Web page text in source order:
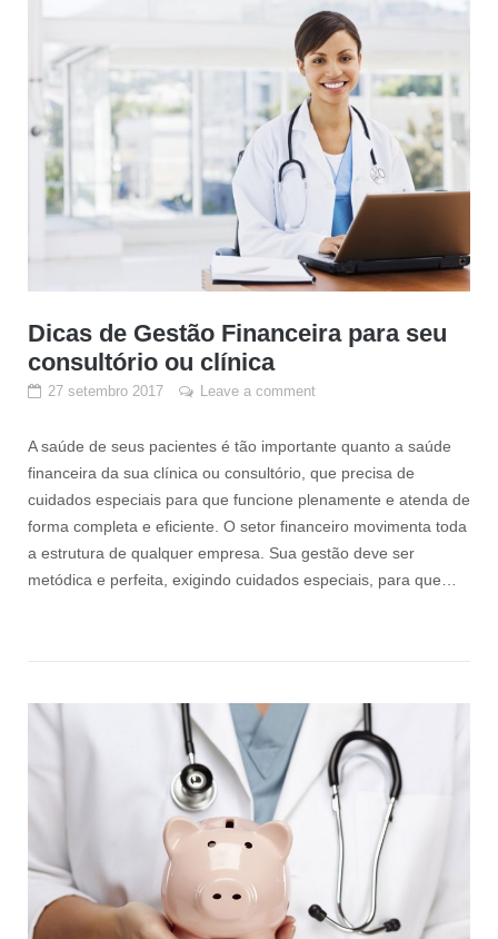
Dicas de Gestão Financeira para seu
consultório ou clínica
27 setembro 2017 Leave a comment
A saúde de seus pacientes é tão importante quanto a saúde
financeira da sua clínica ou consultório, que precisa de
cuidados especiais para que funcione plenamente e atenda de
forma completa e eficiente. O setor financeiro movimenta toda
a estrutura de qualquer empresa. Sua gestão deve ser
metódica e perfeita, exigindo cuidados especiais, para que…